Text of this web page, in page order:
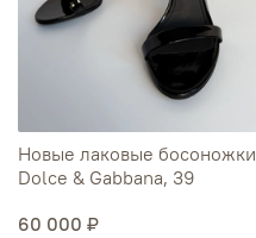
Новые лаковые босоножки
Dolce & Gabbana, 39
60 000 ₽